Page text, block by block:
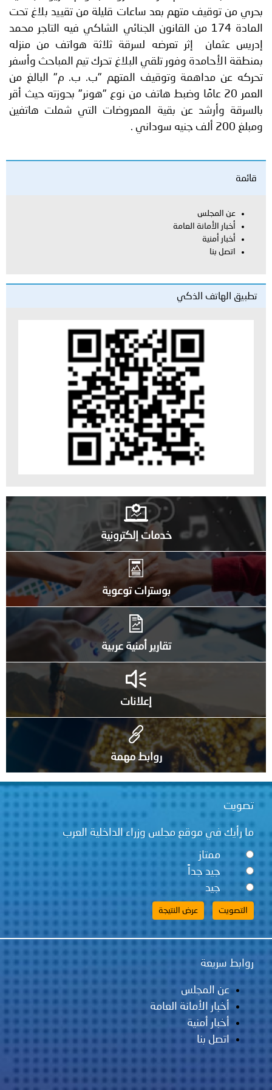
بحري من توقيف متهم بعد ساعات قليلة من تقييد بلاغ تحت
المادة 174 من القانون الجنائي الشاكي فيه التاجر محمد
إدريس عثمان إثر تعرضه لسرقة ثلاثة هواتف من منزله
بمنطقة الأحامدة وفور تلقي البلاغ تحرك تيم المباحث وأسفر
تحركه عن مداهمة وتوقيف المتهم "ب. ب. م" البالغ من
العمر 20 عامًا وضبط هاتف من نوع "هونر" بحوزته حيث أقر
بالسرقة وأرشد عن بقية المعروضات التي شملت هاتفين
ومبلغ 200 ألف جنيه سوداني .
قائمة
عن المجلس
أخبار الأمانة العامة
أخبار أمنية
اتصل بنا
تطبيق الهاتف الذكي
خدمات إلكترونية
بوسترات توعوية
تقارير أمنية عربية
إعلانات
روابط مهمة
تصويت
ما رأيك في موقع مجلس وزراء الداخلية العرب
ممتاز
جيد جداً
جيد
روابط سريعة
عن المجلس
أخبار الأمانة العامة
أخبار أمنية
اتصل بنا